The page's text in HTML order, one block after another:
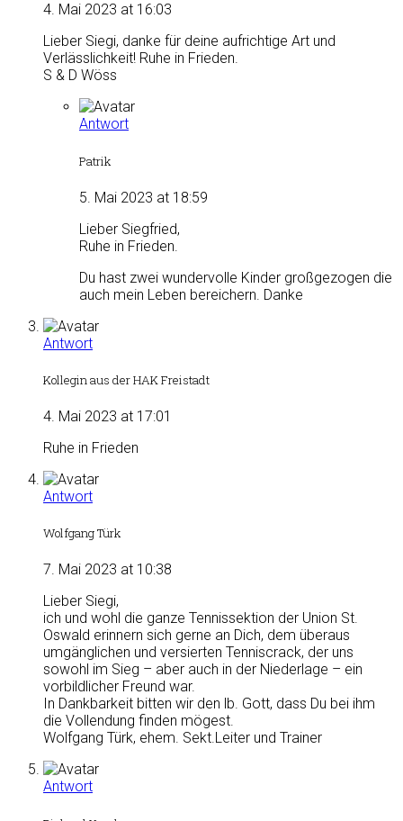
4. Mai 2023 at 16:03
Lieber Siegi, danke für deine aufrichtige Art und
Verlässlichkeit! Ruhe in Frieden.
S & D Wöss
Antwort
Patrik
5. Mai 2023 at 18:59
Lieber Siegfried,
Ruhe in Frieden.
Du hast zwei wundervolle Kinder großgezogen die
auch mein Leben bereichern. Danke
Antwort
Kollegin aus der HAK Freistadt
4. Mai 2023 at 17:01
Ruhe in Frieden
Antwort
Wolfgang Türk
7. Mai 2023 at 10:38
Lieber Siegi,
ich und wohl die ganze Tennissektion der Union St.
Oswald erinnern sich gerne an Dich, dem überaus
umgänglichen und versierten Tenniscrack, der uns
sowohl im Sieg – aber auch in der Niederlage – ein
vorbildlicher Freund war.
In Dankbarkeit bitten wir den lb. Gott, dass Du bei ihm
die Vollendung finden mögest.
Wolfgang Türk, ehem. Sekt.Leiter und Trainer
Antwort